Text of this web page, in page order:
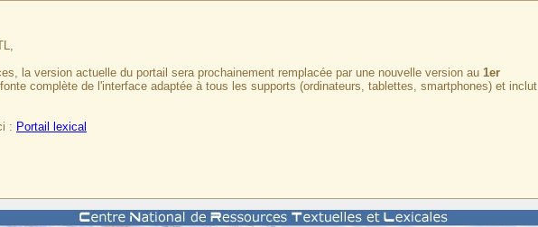
la version actuelle du portail sera prochainement remplacée par une nouvelle version au 1er
complète de l'interface adaptée à tous les supports (ordinateurs, tablettes, smartphones) et inclut
: Portail lexical